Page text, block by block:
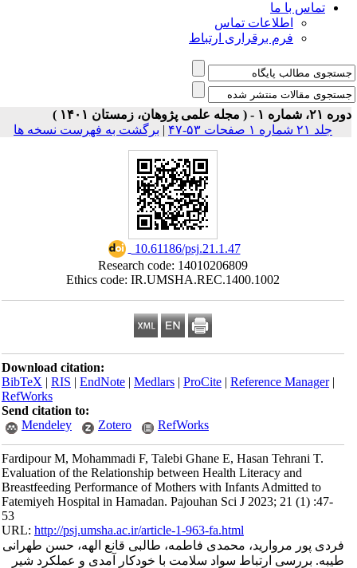
ارتباط
|برگشت به فهرست نسخه ها
‎ 10.61186/psj.21.1.47
Research code: 14010206809
Ethics code:
BibTeX|RIS| EndNote |Medlars|ProCite|
Mendeley
Zotero
Fardipour M, Mohammadi F, Talebi Ghane E,
Evaluation of the Relationship between Health
Breastfeeding Performance of Mothers with
Fatemiyeh Hospital in Hamadan. Pajouhan Sci J
URL:http://psj.umsha.ac.ir/article-1-963-fa.html
محمدی فاطمه، طالبی قانع الهه، حسن طهرانی
سواد سلامت با خودکار آمدی و عملکرد شیر